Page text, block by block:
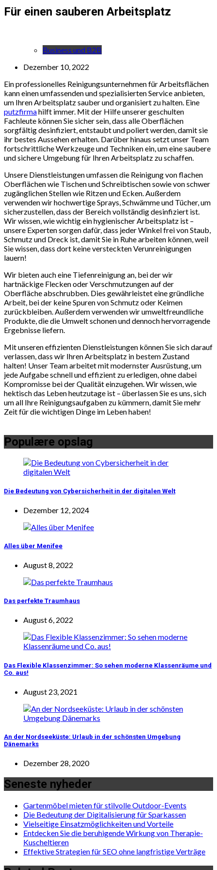
Für einen sauberen Arbeitsplatz
Business und B2B
Dezember 10, 2022
Ein professionelles Reinigungsunternehmen für Arbeitsflächen
kann einen umfassenden und spezialisierten Service anbieten,
um Ihren Arbeitsplatz sauber und organisiert zu halten. Eine
putzfirmahilft immer. Mit der Hilfe unserer geschulten
Fachleute können Sie sicher sein, dass alle Oberflächen
sorgfältig desinfiziert, entstaubt und poliert werden, damit sie
ihr bestes Aussehen erhalten. Darüber hinaus setzt unser Team
fortschrittliche Werkzeuge und Techniken ein, um eine saubere
und sichere Umgebung für Ihren Arbeitsplatz zu schaffen.
Unsere Dienstleistungen umfassen die Reinigung von flachen
Oberflächen wie Tischen und Schreibtischen sowie von schwer
zugänglichen Stellen wie Ritzen und Ecken. Außerdem
verwenden wir hochwertige Sprays, Schwämme und Tücher, um
sicherzustellen, dass der Bereich vollständig desinfiziert ist.
Wir wissen, wie wichtig ein hygienischer Arbeitsplatz ist –
unsere Experten sorgen dafür, dass jeder Winkel frei von Staub,
Schmutz und Dreck ist, damit Sie in Ruhe arbeiten können, weil
Sie wissen, dass dort keine versteckten Verunreinigungen
lauern!
Wir bieten auch eine Tiefenreinigung an, bei der wir
hartnäckige Flecken oder Verschmutzungen auf der
Oberfläche abschrubben. Dies gewährleistet eine gründliche
Arbeit, bei der keine Spuren von Schmutz oder Keimen
zurückbleiben. Außerdem verwenden wir umweltfreundliche
Produkte, die die Umwelt schonen und dennoch hervorragende
Ergebnisse liefern.
Mit unseren effizienten Dienstleistungen können Sie sich darauf
verlassen, dass wir Ihren Arbeitsplatz in bestem Zustand
halten! Unser Team arbeitet mit modernster Ausrüstung, um
jede Aufgabe schnell und effizient zu erledigen, ohne dabei
Kompromisse bei der Qualität einzugehen. Wir wissen, wie
hektisch das Leben heutzutage ist – überlassen Sie es uns, sich
um all Ihre Reinigungsaufgaben zu kümmern, damit Sie mehr
Zeit für die wichtigen Dinge im Leben haben!
Populære opslag
Die Bedeutung von Cybersicherheit in der digitalen Welt
Dezember 12, 2024
Alles über Menifee
August 8, 2022
Das perfekte Traumhaus
August 6, 2022
Das Flexible Klassenzimmer: So sehen moderne Klassenräume und
Co. aus!
August 23, 2021
An der Nordseeküste: Urlaub in der schönsten Umgebung
Dänemarks
Dezember 28, 2020
Seneste nyheder
Gartenmöbel mieten für stilvolle Outdoor-Events
Die Bedeutung der Digitalisierung für Sparkassen
Vielseitige Einsatzmöglichkeiten und Vorteile
Entdecken Sie die beruhigende Wirkung von Therapie-
Kuscheltieren
Effektive Strategien für SEO ohne langfristige Verträge